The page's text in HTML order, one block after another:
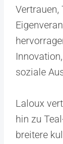
Vertrauen,
soziale
Laloux
hin zu
breitere